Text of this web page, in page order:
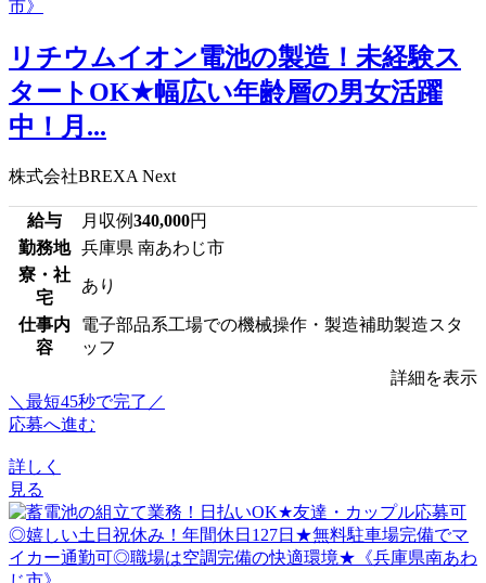
リチウムイオン電池の製造！未経験ス
タートOK★幅広い年齢層の男女活躍
中！月...
株式会社BREXA Next
給与 月収例340,000円
勤務地 兵庫県 南あわじ市
寮・社
宅
あり
仕事内
容
電子部品系工場での機械操作・製造補助製造スタ
ッフ
詳細を表示
＼最短45秒で完了／
応募へ進む
詳しく
見る